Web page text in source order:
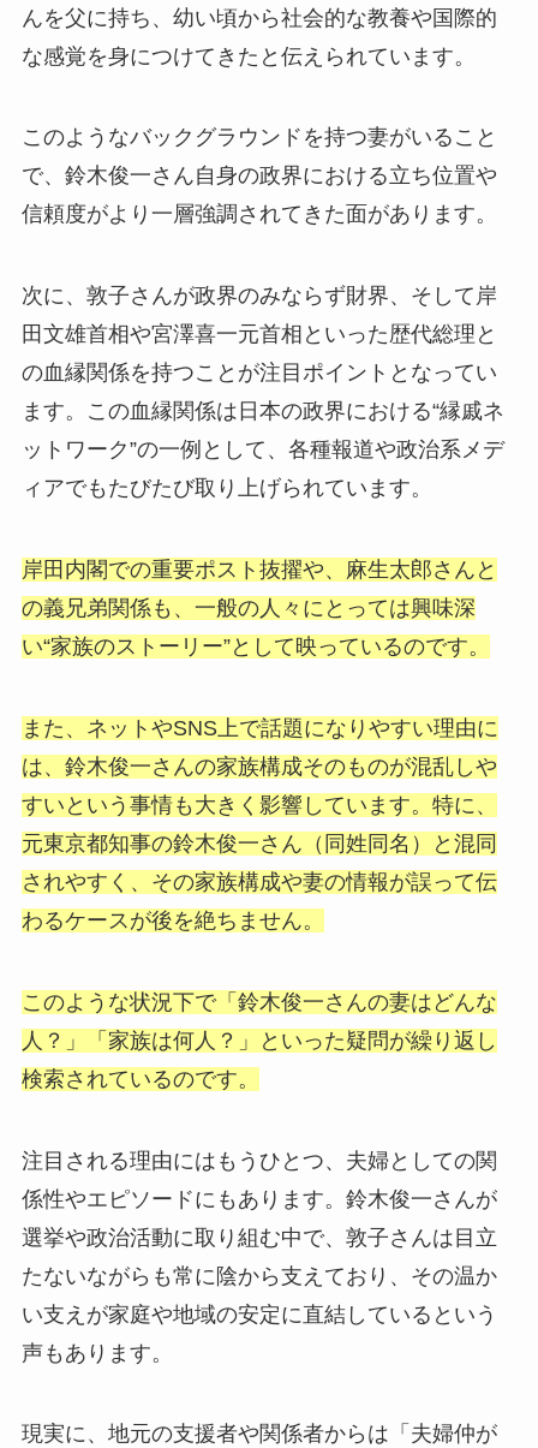
んを父に持ち、幼い頃から社会的な教養や国際的
な感覚を身につけてきたと伝えられています。
このようなバックグラウンドを持つ妻がいること
で、鈴木俊一さん自身の政界における立ち位置や
信頼度がより一層強調されてきた面があります。
次に、敦子さんが政界のみならず財界、そして岸
田文雄首相や宮澤喜一元首相といった歴代総理と
の血縁関係を持つことが注目ポイントとなってい
ます。この血縁関係は日本の政界における“縁戚ネ
ットワーク”の一例として、各種報道や政治系メデ
ィアでもたびたび取り上げられています。
岸田内閣での重要ポスト抜擢や、麻生太郎さんと
の義兄弟関係も、一般の人々にとっては興味深
い“家族のストーリー”として映っているのです。
また、ネットやSNS上で話題になりやすい理由に
は、鈴木俊一さんの家族構成そのものが混乱しや
すいという事情も大きく影響しています。特に、
元東京都知事の鈴木俊一さん（同姓同名）と混同
されやすく、その家族構成や妻の情報が誤って伝
わるケースが後を絶ちません。
このような状況下で「鈴木俊一さんの妻はどんな
人？」「家族は何人？」といった疑問が繰り返し
検索されているのです。
注目される理由にはもうひとつ、夫婦としての関
係性やエピソードにもあります。鈴木俊一さんが
選挙や政治活動に取り組む中で、敦子さんは目立
たないながらも常に陰から支えており、その温か
い支えが家庭や地域の安定に直結しているという
声もあります。
現実に、地元の支援者や関係者からは「夫婦仲が